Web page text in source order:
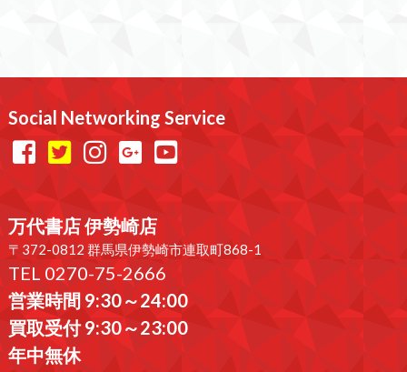
Social Networking Service
万代書店 伊勢崎店
〒372-0812 群馬県伊勢崎市連取町868-1
TEL 0270-75-2666
営業時間 9:30～24:00
買取受付 9:30～23:00
年中無休